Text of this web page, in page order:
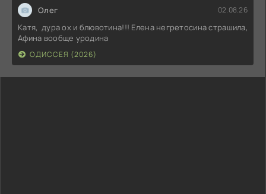
Олег 02.08.26
Катя, дура ох и блювотина!!! Елена негретосина страшила,
Афина вообще уродина
ОДИССЕЯ (2026)